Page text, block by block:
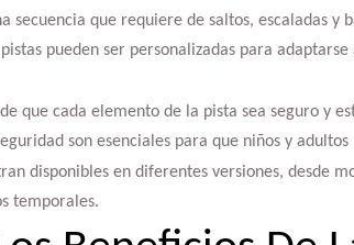
secuencia que requiere de saltos, escaladas
pueden ser personalizadas para adaptarse
que cada elemento de la pista sea seguro y
son esenciales para que niños y
disponibles en diferentes versiones, desde
temporales.